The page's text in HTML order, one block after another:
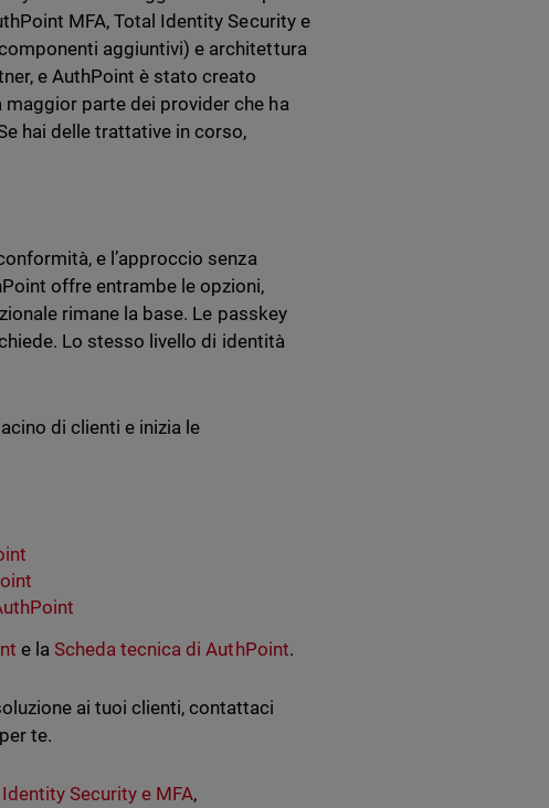
MFA, Total Identity Security e
aggiuntivi) e architettura
e AuthPoint è stato creato
parte dei provider che ha
hai delle trattative in corso,
e l’approccio senza
offre entrambe le opzioni,
rimane la base. Le passkey
Lo stesso livello di identità
di clienti e inizia le
e laScheda tecnica di AuthPoint.
ai tuoi clienti, contattaci
te.
Identity Security e MFA,